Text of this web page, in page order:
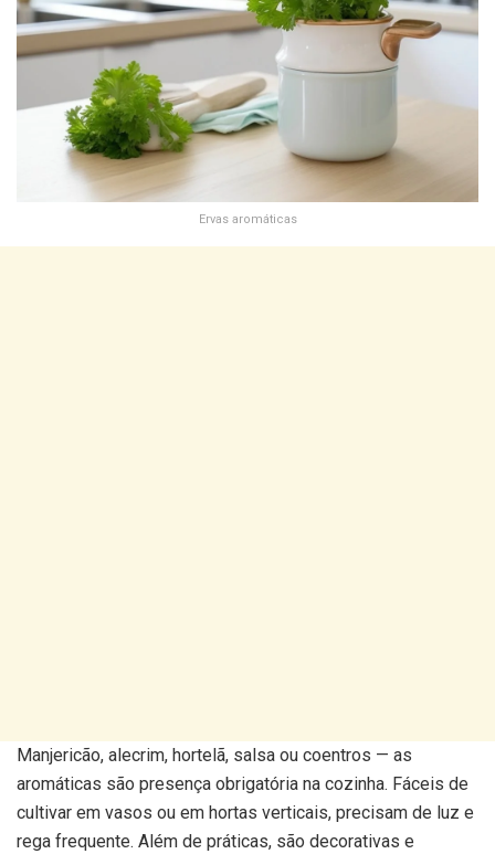
Ervas aromáticas
Manjericão, alecrim, hortelã, salsa ou coentros — as
aromáticas são presença obrigatória na cozinha. Fáceis de
cultivar em vasos ou em hortas verticais, precisam de luz e
rega frequente. Além de práticas, são decorativas e